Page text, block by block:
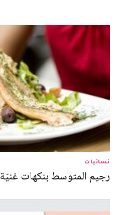
نسائيات
رجيم المتوسط بنكهات غنيّة